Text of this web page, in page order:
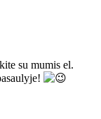
su mumis el.